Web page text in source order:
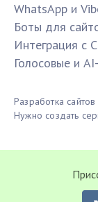
WhatsApp и
Боты для
Интеграция с
Голосовые и
Разработка
Нужно создать